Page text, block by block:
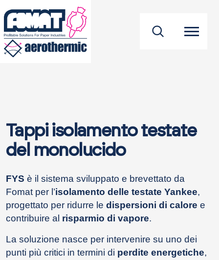
Tappi isolamento testate
del monolucido
FYS è il sistema sviluppato e brevettato da
Fomat per l’isolamento delle testate Yankee,
progettato per ridurre le dispersioni di calore e
contribuire al risparmio di vapore.
La soluzione nasce per intervenire su uno dei
punti più critici in termini di perdite energetiche,